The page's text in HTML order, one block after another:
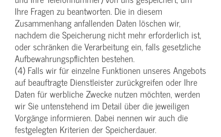
Ihre Fragen zu beantworten. Die in diesem
Zusammenhang anfallenden Daten löschen wir,
nachdem die Speicherung nicht mehr erforderlich ist,
oder schränken die Verarbeitung ein, falls gesetzliche
Aufbewahrungspflichten bestehen.
(4) Falls wir für einzelne Funktionen unseres Angebots
auf beauftragte Dienstleister zurückgreifen oder Ihre
Daten für werbliche Zwecke nutzen möchten, werden
wir Sie untenstehend im Detail über die jeweiligen
Vorgänge informieren. Dabei nennen wir auch die
festgelegten Kriterien der Speicherdauer.